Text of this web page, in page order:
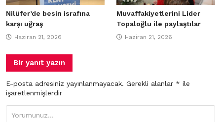
Nilüfer’de besin israfına
karşı uğraş
Haziran 21, 2026
Muvaffakiyetlerini Lider
Topaloğlu ile paylaştılar
Haziran 21, 2026
Bir yanıt yazın
E-posta adresiniz yayınlanmayacak. Gerekli alanlar * ile
işaretlenmişlerdir